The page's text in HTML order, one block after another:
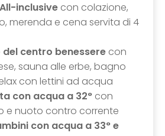
inclusive con colazione,
merenda e cena servita di 4
del centro benessere con
sauna alle erbe, bagno
con lettini ad acqua
con acqua a 32° con
e nuoto contro corrente
con acqua a 33° e